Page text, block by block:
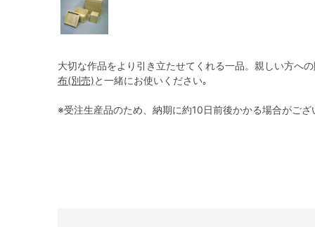
大切な作品をより引き立たせてくれる一品。親しい方へ
布(別売)と一緒にお使いください｡
※受注生産品のため、納期に約10日前後かかる場合がござ